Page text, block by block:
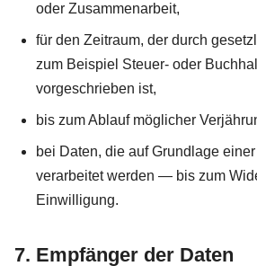
oder Zusammenarbeit,
für den Zeitraum, der durch
zum Beispiel Steuer- oder
vorgeschrieben ist,
bis zum Ablauf möglicher
bei Daten, die auf Grundlage
verarbeitet werden — bis zum
Einwilligung.
7. Empfänger der Daten